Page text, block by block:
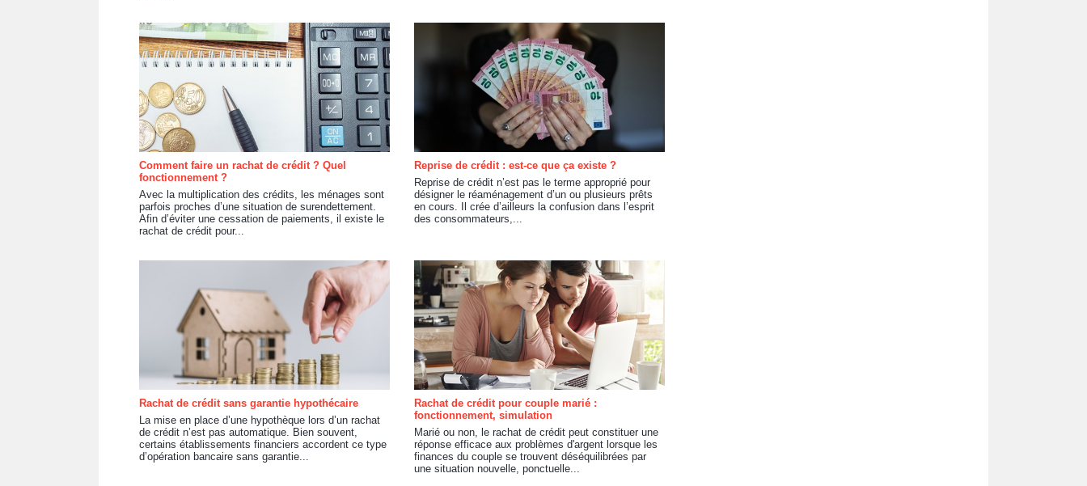
Comment faire un rachat de crédit ? Quel
fonctionnement ?
Avec la multiplication des crédits, les ménages sont
parfois proches d’une situation de surendettement.
Afin d’éviter une cessation de paiements, il existe le
rachat de crédit pour...
Reprise de crédit : est-ce que ça existe ?
Reprise de crédit n’est pas le terme approprié pour
désigner le réaménagement d’un ou plusieurs prêts
en cours. Il crée d’ailleurs la confusion dans l’esprit
des consommateurs,...
Rachat de crédit sans garantie hypothécaire
La mise en place d’une hypothèque lors d’un rachat
de crédit n’est pas automatique. Bien souvent,
certains établissements financiers accordent ce type
d’opération bancaire sans garantie...
Rachat de crédit pour couple marié :
fonctionnement, simulation
Marié ou non, le rachat de crédit peut constituer une
réponse efficace aux problèmes d'argent lorsque les
finances du couple se trouvent déséquilibrées par
une situation nouvelle, ponctuelle...